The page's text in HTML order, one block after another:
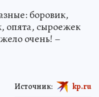
боровик,
опята, сыроежек
очень! –
Источник: kp.ru